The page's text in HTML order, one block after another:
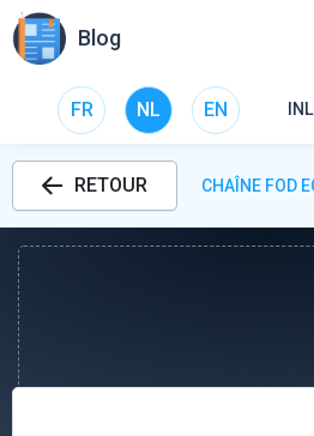
Blog
FR NL EN
RETOUR CHAÎNE FOD